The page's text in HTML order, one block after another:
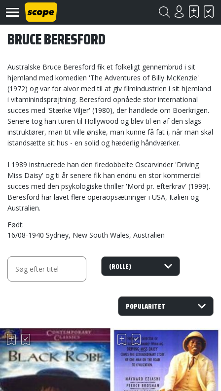
Om
Scope
Kontakt
©
2020
BRUCE BERESFORD
Australske Bruce Beresford fik et folkeligt gennembrud i sit
hjemland med komedien 'The Adventures of Billy McKenzie'
(1972) og var for alvor med til at giv filmindustrien i sit hjemland
i vitaminindsprøjtning. Beresford opnåede stor international
succes med 'Stærke Viljer' (1980), der handlede om Boerkrigen.
Senere tog han turen til Hollywood og blev til en af den slags
instruktører, man tit ville ønske, man kunne få fat i, når man skal
istandsætte sit hus - en solid og hæderlig håndværker.
I 1989 instruerede han den firedobbelte Oscarvinder 'Driving
Miss Daisy' og ti år senere fik han endnu en stor kommerciel
succes med den psykologiske thriller 'Mord pr. efterkrav' (1999).
Beresford har lavet flere operaopsætninger i USA, Italien og
Australien.
Født
16/08-1940 Sydney, New South Wales, Australien